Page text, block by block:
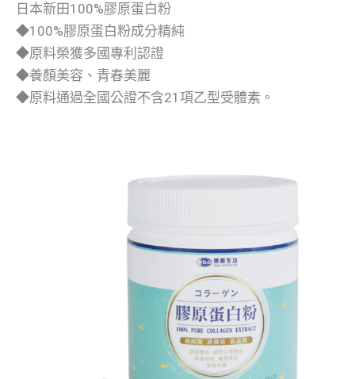
日本新田100%膠原蛋白粉
◆100%膠原蛋白粉成分精純
◆原料榮獲多國專利認證
◆養顏美容、青春美麗
◆原料通過全國公證不含21項乙型受體素。